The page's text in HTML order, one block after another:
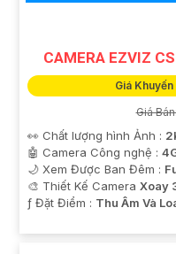
CAMERA EZVIZ
Giá
Giá
👀 Chất lượng hình Ảnh :
🤖️ Camera Công nghệ :
🌙 Xem Được Ban Đêm :
🎨 Thiết Kế Camera Xoay
️ƒ Đặt Điểm : Thu Âm Và